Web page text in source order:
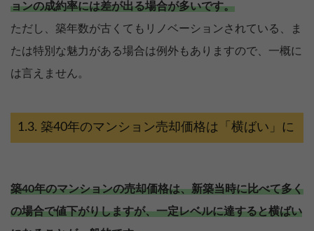
ョンの成約率には差が出る場合が多いです。
ただし、築年数が古くてもリノベーションされている、ま
たは特別な魅力がある場合は例外もありますので、一概に
は言えません。
築40年のマンション売却価格は「横ばい」に
築40年のマンションの売却価格は、新築当時に比べて多く
の場合で値下がりしますが、一定レベルに達すると横ばい